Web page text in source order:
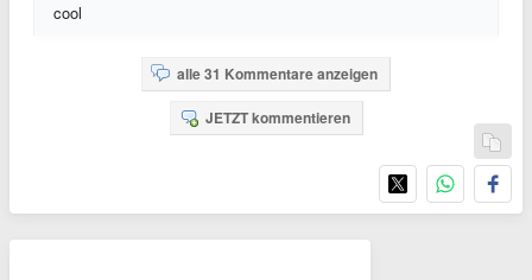
cool
alle 31 Kommentare anzeigen
JETZT kommentieren